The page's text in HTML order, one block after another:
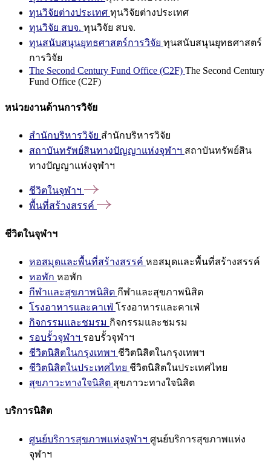
ทุนวิจัยต่างประเทศ ทุนวิจัยต่างประเทศ
ทุนวิจัย สบจ. ทุนวิจัย สบจ.
ทุนสนับสนุนยุทธศาสตร์การวิจัย ทุนสนับสนุนยุทธศาสตร์
การวิจัย
The Second Century Fund Office (C2F) The Second Century
Fund Office (C2F)
หน่วยงานด้านการวิจัย
สำนักบริหารวิจัย สำนักบริหารวิจัย
สถาบันทรัพย์สินทางปัญญาแห่งจุฬาฯ สถาบันทรัพย์สิน
ทางปัญญาแห่งจุฬาฯ
ชีวิตในจุฬาฯ
พื้นที่สร้างสรรค์
ชีวิตในจุฬาฯ
หอสมุดและพื้นที่สร้างสรรค์ หอสมุดและพื้นที่สร้างสรรค์
หอพัก หอพัก
กีฬาและสุขภาพนิสิต กีฬาและสุขภาพนิสิต
โรงอาหารและคาเฟ่ โรงอาหารและคาเฟ่
กิจกรรมและชมรม กิจกรรมและชมรม
รอบรั้วจุฬาฯ รอบรั้วจุฬาฯ
ชีวิตนิสิตในกรุงเทพฯ ชีวิตนิสิตในกรุงเทพฯ
ชีวิตนิสิตในประเทศไทย ชีวิตนิสิตในประเทศไทย
สุขภาวะทางใจนิสิต สุขภาวะทางใจนิสิต
บริการนิสิต
ศูนย์บริการสุขภาพแห่งจุฬาฯ ศูนย์บริการสุขภาพแห่ง
จุฬาฯ